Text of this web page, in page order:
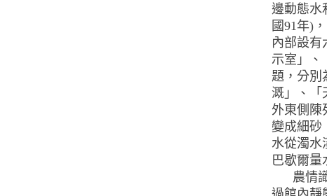
邊動態水
國91年)
內部設有
示室」、
題，分別
溉」、「
外東側陳
變成細砂
水從濁水
巴歇爾量
農情識